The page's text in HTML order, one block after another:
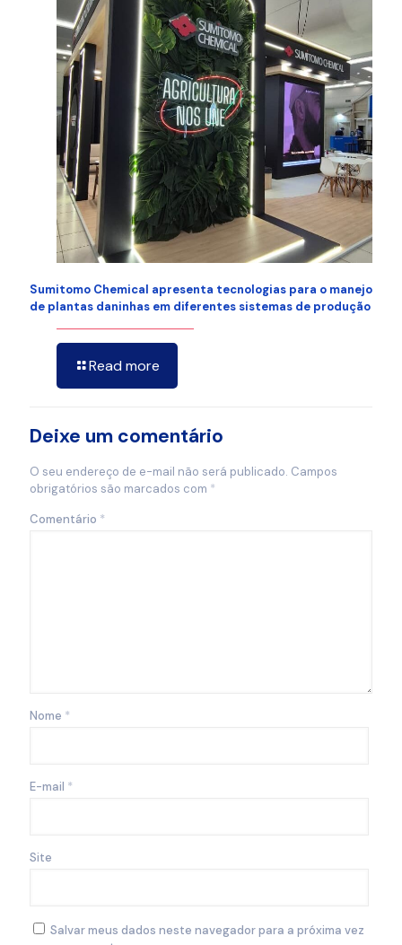
Sumitomo Chemical apresenta tecnologias para o manejo
de plantas daninhas em diferentes sistemas de produção
Read more
Deixe um comentário
O seu endereço de e-mail não será publicado. Campos
obrigatórios são marcados com *
Comentário *
Nome *
E-mail *
Site
Salvar meus dados neste navegador para a próxima vez